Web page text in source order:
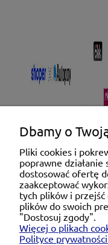
Dbamy o
Pliki cookies i
poprawne
dostosować ofertę
zaakceptować
tych plików i
plików do swoich
"Dostosuj zgody".
Więcej o plikach
Polityce